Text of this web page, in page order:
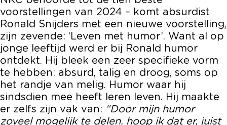
e
r
s
j
d
e
r
s
i
j
d
e
r
s
e
r
s
n
i
d
e
r
s
voorstellingen van 2024 – komt absurdist
Ronald Snijders met een nieuwe voorstelling,
zijn zevende: ‘Leven met humor’. Want al op
jonge leeftijd werd er bij Ronald humor
ontdekt. Hij bleek een zeer specifieke vorm
te hebben: absurd, talig en droog, soms op
het randje van melig. Humor waar hij
sindsdien mee heeft leren leven. Hij maakte
er zelfs zijn vak van: “Door mijn humor
zoveel mogelijk te delen, hoop ik dat er, juist